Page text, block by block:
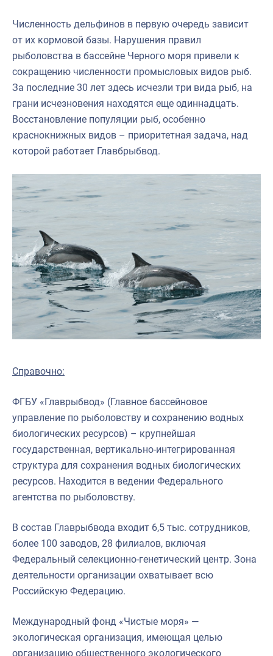
Численность дельфинов в первую очередь зависит
от их кормовой базы. Нарушения правил
рыболовства в бассейне Черного моря привели к
сокращению численности промысловых видов рыб.
За последние 30 лет здесь исчезли три вида рыб, на
грани исчезновения находятся еще одиннадцать.
Восстановление популяции рыб, особенно
краснокнижных видов – приоритетная задача, над
которой работает Главбрыбвод.
Справочно:
ФГБУ «Главрыбвод» (Главное бассейновое
управление по рыболовству и сохранению водных
биологических ресурсов) – крупнейшая
государственная, вертикально-интегрированная
структура для сохранения водных биологических
ресурсов. Находится в ведении Федерального
агентства по рыболовству.
В состав Главрыбвода входит 6,5 тыс. сотрудников,
более 100 заводов, 28 филиалов, включая
Федеральный селекционно-генетический центр. Зона
деятельности организации охватывает всю
Российскую Федерацию.
Международный фонд «Чистые моря» —
экологическая организация, имеющая целью
организацию общественного экологического